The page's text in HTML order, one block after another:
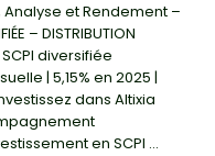
Analyse et Rendement –
– DISTRIBUTION
SCPI diversifiée
| 5,15% en 2025 |
dans Altixia
en SCPI …